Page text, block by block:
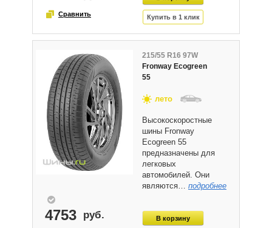
215/55 R16 97W
Fronway Ecogreen
55
лето
Высокоскоростные
шины Fronway
Ecogreen 55
предназначены для
легковых
автомобилей. Они
являются… подробнее
4753